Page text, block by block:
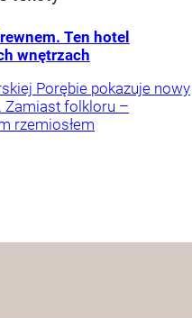
Ten hotel
wnętrzach
Porębie pokazuje nowy
Zamiast folkloru –
rzemiosłem